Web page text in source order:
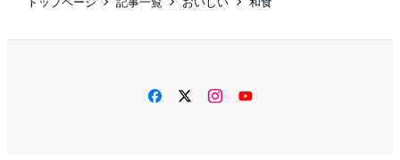
facebooktwitterinstagram
YouTube